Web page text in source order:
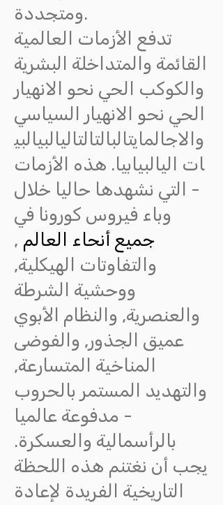
ومتجددة.
تدفع الأزمات العالمية
القائمة والمتداخلة البشرية
والكوكب الحي نحو الانهيار
الحي نحو الانهيار السياسي
والاجالمايتالبالتالتاليالبيالبي
ات اليالبيابيا. هذه الأزمات
- التي نشهدها حاليا خلال
وباء فيروس كورونا في
جميع أنحاء العالم ,
والتفاوتات الهيكلية,
ووحشية الشرطة
والعنصرية, والنظام الأبوي
عميق الجذور, والفوضى
المناخية المتسارعة,
والتهديد المستمر بالحروب
- مدفوعة عالميا
بالرأسمالية والعسكرة.
يجب أن نغتنم هذه اللحظة
التاريخية الفريدة لإعادة